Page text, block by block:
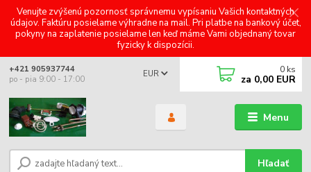
Venujte zvýšenú pozornosť správnemu vypísaniu Vašich kontaktných
údajov. Faktúru posielame výhradne na mail. Pri platbe na bankový účet,
pokyny na zaplatenie posielame len keď máme Vami objednaný tovar
fyzicky k dispozícii.
Menu
EUR
Hľadať
+421 905937744
po - pia 9:00 - 17:00
0 ks
za 0,00 EUR